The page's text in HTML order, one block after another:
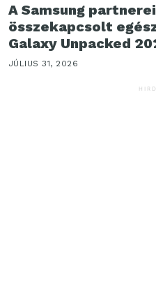
A Samsung
összekapcsolt
Galaxy Unpacked
JÚLIUS 31, 2026